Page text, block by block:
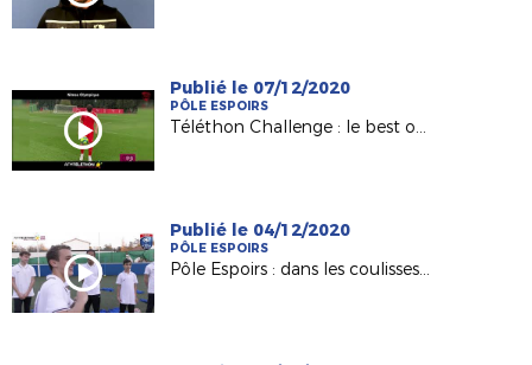
Publié le 07/12/2020
PÔLE ESPOIRS
Téléthon Challenge : le best of des Pôles et des Centres de Formation !
Publié le 04/12/2020
PÔLE ESPOIRS
Pôle Espoirs : dans les coulisses du clip du Téléthon !